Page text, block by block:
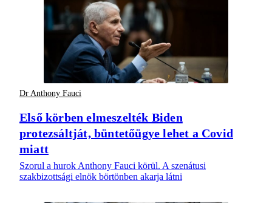
Dr Anthony Fauci
Első körben elmeszelték Biden
protezsáltját, büntetőügye lehet a Covid
miatt
Szorul a hurok Anthony Fauci körül. A szenátusi
szakbizottsági elnök börtönben akarja látni